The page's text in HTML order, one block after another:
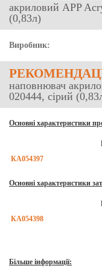
акриловий APP
(0,83л)
Виробник:
наповнювач
020444, сірий
Основні характеристики
КА054397
Основні характеристики
КА054398
Більше інформації: